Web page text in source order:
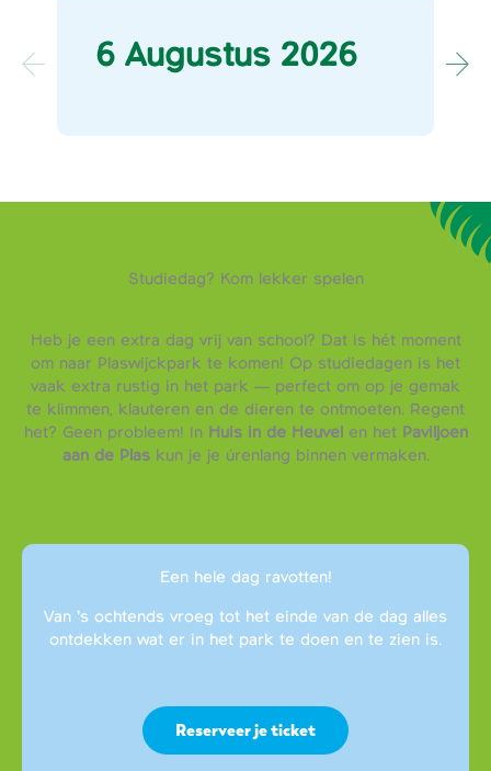
6 Augustus 2026
Studiedag? Kom lekker spelen
Heb je een extra dag vrij van school? Dat is hét moment
om naar Plaswijckpark te komen! Op studiedagen is het
vaak extra rustig in het park — perfect om op je gemak
te klimmen, klauteren en de dieren te ontmoeten. Regent
het? Geen probleem! In Huis in de Heuvelen het Paviljoen
aan de Plaskun je je úrenlang binnen vermaken.
Een hele dag ravotten!
Van ’s ochtends vroeg tot het einde van de dag alles
ontdekken wat er in het park te doen en te zien is.
Reserveer je ticket